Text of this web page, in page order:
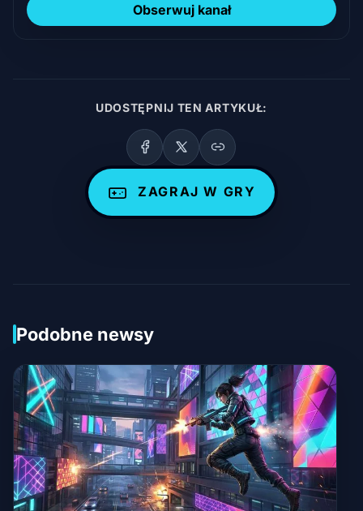
Obserwuj kanał
UDOSTĘPNIJ TEN ARTYKUŁ:
ZAGRAJ W GRY
Podobne newsy